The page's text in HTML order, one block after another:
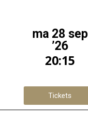
ma 28 sep
’26
20:15
Tickets